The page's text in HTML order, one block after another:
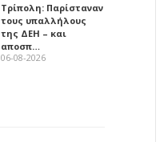
Τρίπολη: Παρίσταναν
τους υπαλλήλους
της ΔΕΗ – και
αποσπ…
06-08-2026